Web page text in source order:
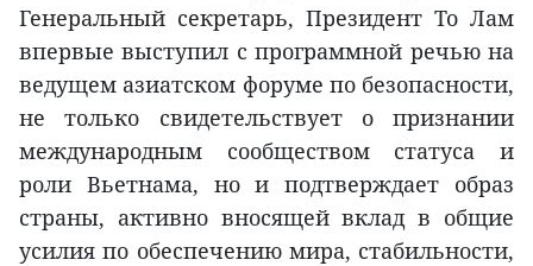
Генеральный секретарь, Президент То Лам
впервые выступил с программной речью на
ведущем азиатском форуме по безопасности,
не только свидетельствует о признании
международным сообществом статуса и
роли Вьетнама, но и подтверждает образ
страны, активно вносящей вклад в общие
усилия по обеспечению мира, стабильности,